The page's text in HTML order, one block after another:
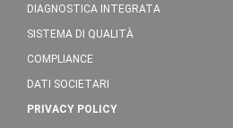
DIAGNOSTICA INTEGRATA
SISTEMA DI QUALITÀ
COMPLIANCE
DATI SOCIETARI
PRIVACY POLICY